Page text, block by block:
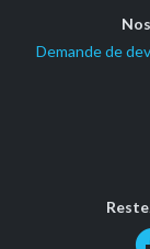
Demande de